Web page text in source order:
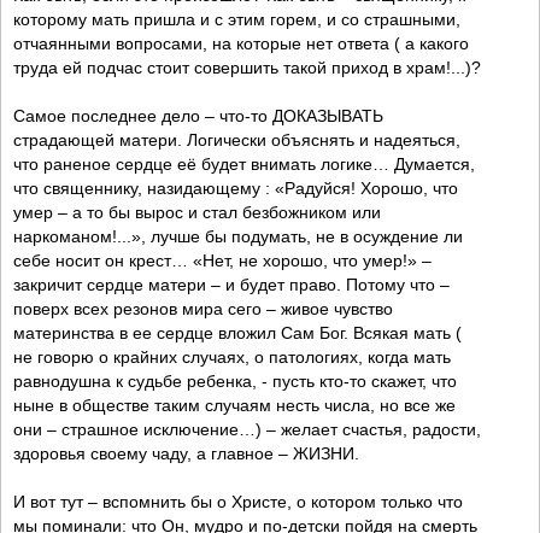
которому мать пришла и с этим горем, и со страшными,
отчаянными вопросами, на которые нет ответа ( а какого
труда ей подчас стоит совершить такой приход в храм!...)?
Самое последнее дело – что-то ДОКАЗЫВАТЬ
страдающей матери. Логически объяснять и надеяться,
что раненое сердце её будет внимать логике… Думается,
что священнику, назидающему : «Радуйся! Хорошо, что
умер – а то бы вырос и стал безбожником или
наркоманом!...», лучше бы подумать, не в осуждение ли
себе носит он крест… «Нет, не хорошо, что умер!» –
закричит сердце матери – и будет право. Потому что –
поверх всех резонов мира сего – живое чувство
материнства в ее сердце вложил Сам Бог. Всякая мать (
не говорю о крайних случаях, о патологиях, когда мать
равнодушна к судьбе ребенка, - пусть кто-то скажет, что
ныне в обществе таким случаям несть числа, но все же
они – страшное исключение…) – желает счастья, радости,
здоровья своему чаду, а главное – ЖИЗНИ.
И вот тут – вспомнить бы о Христе, о котором только что
мы поминали: что Он, мудро и по-детски пойдя на смерть